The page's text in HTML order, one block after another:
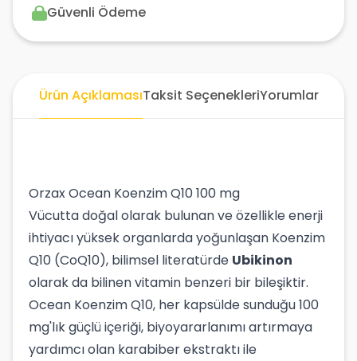
Güvenli Ödeme
Ürün AçıklamasıTaksit SeçenekleriYorumlar
Orzax Ocean Koenzim Q10 100 mg
Vücutta doğal olarak bulunan ve özellikle enerji
ihtiyacı yüksek organlarda yoğunlaşan Koenzim
Q10 (CoQ10), bilimsel literatürde Ubikinon
olarak da bilinen vitamin benzeri bir bileşiktir.
Ocean Koenzim Q10, her kapsülde sunduğu 100
mg'lık güçlü içeriği, biyoyararlanımı artırmaya
yardımcı olan karabiber ekstraktı ile